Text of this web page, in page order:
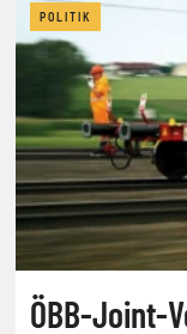
POLITIK
ÖBB-Joint-